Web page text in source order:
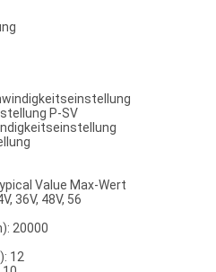
P-SV
Value Max-Wert
36V, 48V, 56
20000
12